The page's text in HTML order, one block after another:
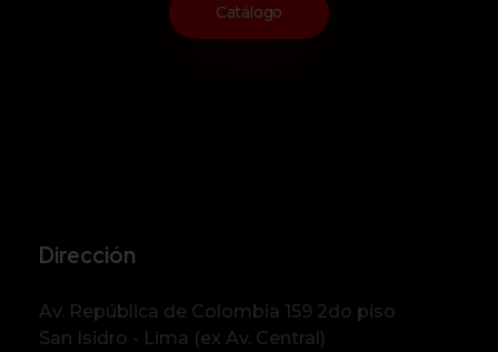
Catálogo
Dirección
Av. República de Colombia 159 2do piso
San Isidro - Lima (ex Av. Central)